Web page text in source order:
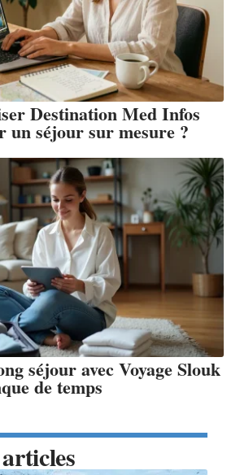
Destination Med Infos
un séjour sur mesure ?
séjour avec Voyage Slouk
de temps